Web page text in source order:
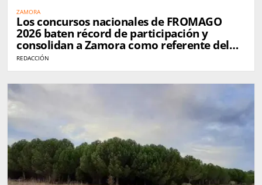
ZAMORA
Los concursos nacionales de FROMAGO
2026 baten récord de participación y
consolidan a Zamora como referente del
queso en España
REDACCIÓN